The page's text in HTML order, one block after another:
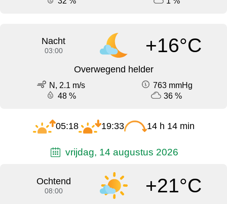
Nacht
03:00 +16°C
Overwegend helder
N, 2.1 m/s
763 mmHg
48 %
36 %
05:18 19:33 14 h 14 min
vrijdag, 14 augustus 2026
Ochtend
08:00 +21°C